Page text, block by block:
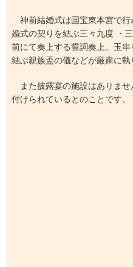
神前結婚式は国宝東本宮で行
婚式の契りを結ぶ三々九度 ・
前にて奏上する誓詞奏上、玉
結ぶ親族盃の儀などが厳粛に執
また披露宴の施設はありませ
付けられているとのことです。